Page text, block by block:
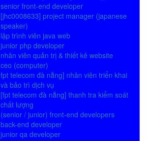
senior front-end developer
[jhc0008633] project manager (japanese
speaker)
lập trình viên java web
junior php developer
nhân viên quản trị & thiết kê website
ceo (computer)
fpt telecom đà nẵng] nhân viên triển khai
và bảo trì dịch vụ
[fpt telecom đà nẵng] thanh tra kiểm soát
chất lượng
(senior / junior) front-end developers
back-end developer
junior qa developer